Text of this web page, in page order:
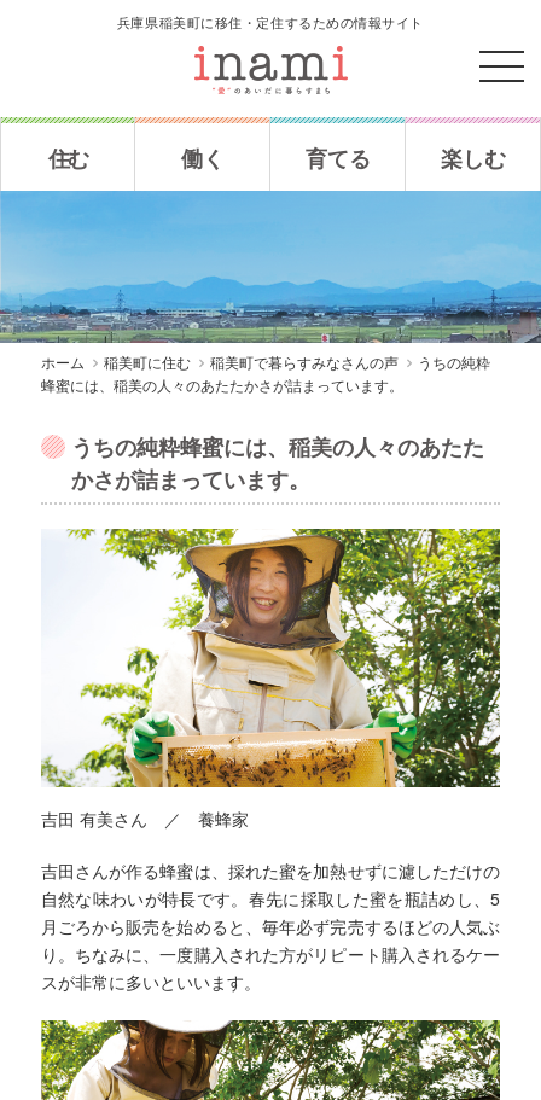
兵庫県稲美町に移住・定住するための情報サイト
住む 働く 育てる 楽しむ
ホーム 稲美町に住む 稲美町で暮らすみなさんの声
うちの純粋
蜂蜜には、稲美の人々のあたたかさが詰まっています。
うちの純粋蜂蜜には、稲美の人々のあたた
かさが詰まっています。
吉田 有美さん ／ 養蜂家
吉田さんが作る蜂蜜は、採れた蜜を加熱せずに濾しただけの
自然な味わいが特長です。春先に採取した蜜を瓶詰めし、5
月ごろから販売を始めると、毎年必ず完売するほどの人気ぶ
り。ちなみに、一度購入された方がリピート購入されるケー
スが非常に多いといいます。